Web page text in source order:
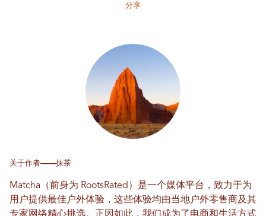
分享
关于作者——抹茶
Matcha（前身为 RootsRated）是一个媒体平台，致力于为
用户提供最佳户外体验，这些体验均由当地户外零售商及其